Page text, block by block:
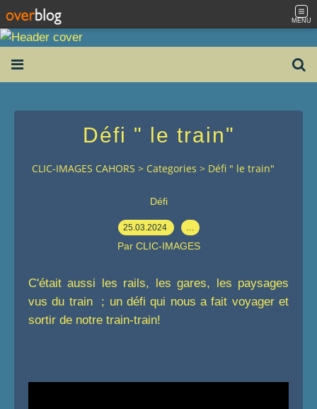
MENU
Défi " le train"
CLIC-IMAGES CAHORS > Categories > Défi " le train"
Défi
25.03.2024
Par CLIC-IMAGES
C'était aussi les rails, les gares, les paysages
vus du train ; un défi qui nous a fait voyager et
sortir de notre train-train!